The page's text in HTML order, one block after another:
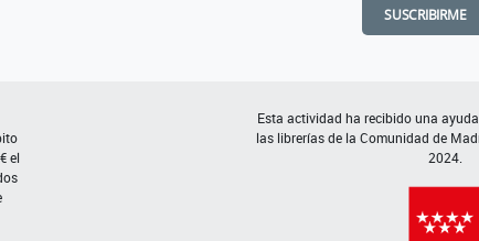
SUSCRIBIRME
el
Esta actividad ha recibido una
las librerías de la Comunidad de
2024.